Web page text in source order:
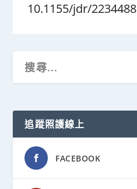
10.1155/jdr/2234488
追蹤照護線上
FACEBOOK